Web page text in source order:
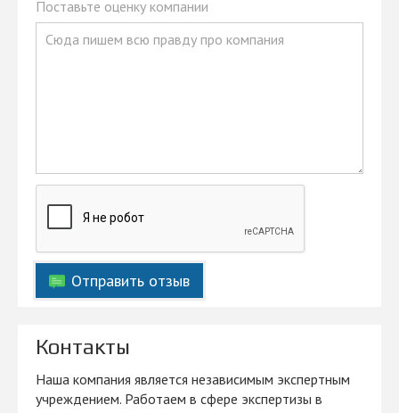
Поставьте оценку компании
Отправить отзыв
Контакты
Наша компания является независимым экспертным
учреждением. Работаем в сфере экспертизы в